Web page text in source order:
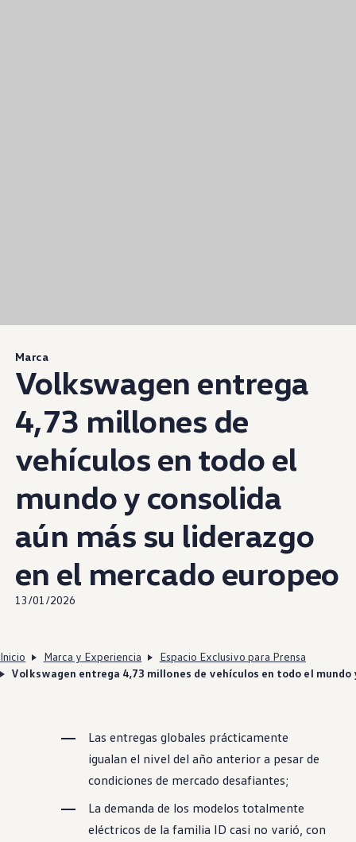
Marca
Volkswagen entrega
4,73 millones de
vehículos en todo el
mundo y consolida
aún más su liderazgo
en el mercado europeo
13/01/2026
Inicio Marca y Experiencia
Espacio Exclusivo para Prensa
Volkswagen entrega 4,73 millones de vehículos en todo el mundo
Las entregas globales prácticamente
igualan el nivel del año anterior a pesar de
condiciones de mercado desafiantes;
La demanda de los modelos totalmente
eléctricos de la familia ID casi no varió, con